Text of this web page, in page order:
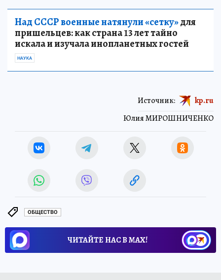
Над СССР военные натянули «сетку»для
пришельцев: как страна 13 лет тайно
искала и изучала инопланетных гостей
НАУКА
Юлия МИРОШНИЧЕНКО
Источник: kp.ru
ОБЩЕСТВО
ЧИТАЙТЕ НАС В МАХ!